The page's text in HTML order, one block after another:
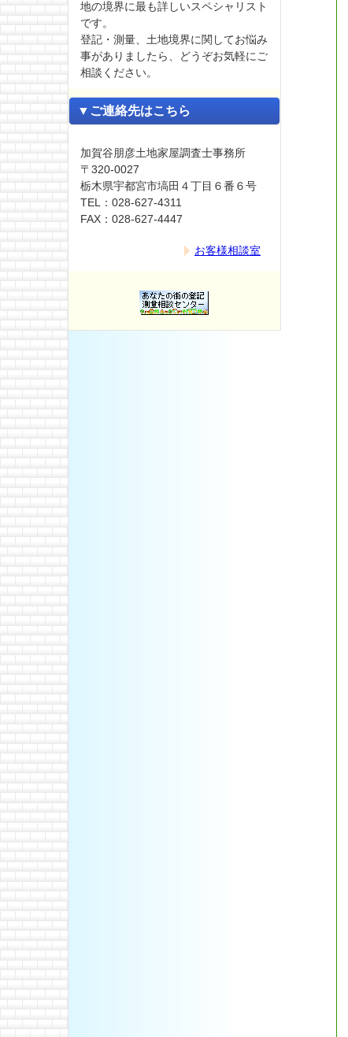
地の境界に最も詳しいスペシャリスト
です。
登記・測量、土地境界に関してお悩み
事がありましたら、どうぞお気軽にご
相談ください。
▼ご連絡先はこちら
加賀谷朋彦土地家屋調査士事務所
〒320-0027
栃木県宇都宮市塙田４丁目６番６号
TEL：028-627-4311
FAX：028-627-4447
お客様相談室